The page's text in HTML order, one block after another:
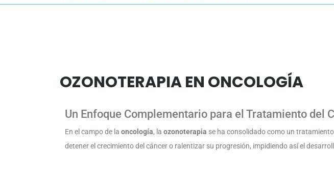
OZONOTERAPIA EN ONCOLOGÍA
Un Enfoque Complementario para el Tratamiento del
En el campo de la oncología, la ozonoterapia se ha consolidado como un
detener el crecimiento del cáncer o ralentizar su progresión, impidiendo así el